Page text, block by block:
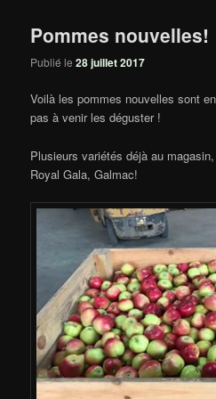
Pommes nouvelles!
Publié le28 juillet 2017
Voilà les pommes nouvelles sont
pas à venir les déguster !
Plusieurs variétés déjà au
Royal Gala, Galmac!